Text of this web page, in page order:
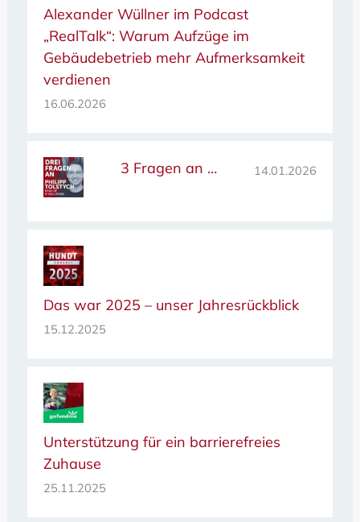
Alexander Wüllner im Podcast
„RealTalk“: Warum Aufzüge im
Gebäudebetrieb mehr Aufmerksamkeit
verdienen
16.06.2026
3 Fragen an … 14.01.2026
Das war 2025 – unser Jahresrückblick
15.12.2025
Unterstützung für ein barrierefreies
Zuhause
25.11.2025